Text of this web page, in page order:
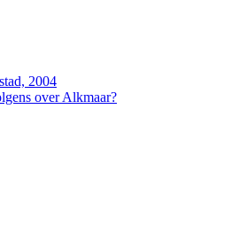
2004
over Alkmaar?